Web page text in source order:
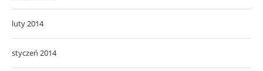
luty 2014
styczeń 2014